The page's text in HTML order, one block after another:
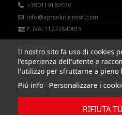
+390119182026
info@aprsolutionssrl.com
P. IVA: 11272840015
Il nostro sito fa uso di cookies
l'esperienza dell'utente e
l'utilizzo per sfruttarne a pieno
Piú info Personalizzare i
RIFIUTA
Newsletter